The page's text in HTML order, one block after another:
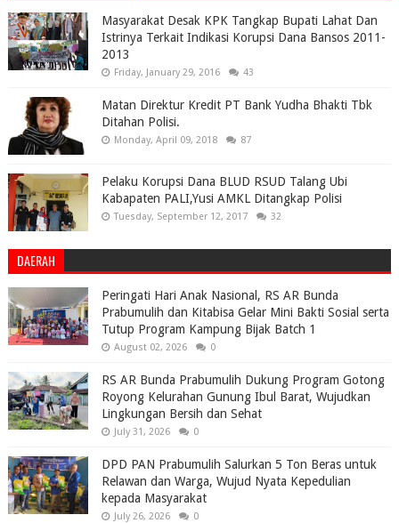
Masyarakat Desak KPK Tangkap Bupati Lahat Dan
Istrinya Terkait Indikasi Korupsi Dana Bansos 2011-
2013
Friday, January 29, 2016 43
Matan Direktur Kredit PT Bank Yudha Bhakti Tbk
Ditahan Polisi.
Monday, April 09, 2018 87
Pelaku Korupsi Dana BLUD RSUD Talang Ubi
Kabapaten PALI,Yusi AMKL Ditangkap Polisi
Tuesday, September 12, 2017 32
DAERAH
Peringati Hari Anak Nasional, RS AR Bunda
Prabumulih dan Kitabisa Gelar Mini Bakti Sosial serta
Tutup Program Kampung Bijak Batch 1
August 02, 2026 0
RS AR Bunda Prabumulih Dukung Program Gotong
Royong Kelurahan Gunung Ibul Barat, Wujudkan
Lingkungan Bersih dan Sehat
July 31, 2026 0
DPD PAN Prabumulih Salurkan 5 Ton Beras untuk
Relawan dan Warga, Wujud Nyata Kepedulian
kepada Masyarakat
July 26, 2026 0